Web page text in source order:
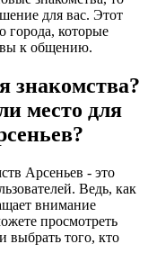
для вас. Этот
города, которые
к общению.
знакомства?
место для
Арсеньев - это
Ведь, как
внимание
просмотреть
выбрать того, кто